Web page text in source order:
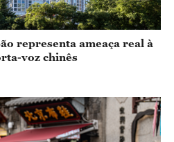
representa ameaça real à
voz chinês